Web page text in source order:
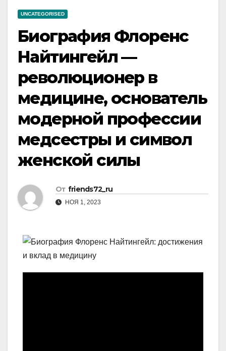
UNCATEGORISED
Биография Флоренс
Найтингейл —
революционер в
медицине, основатель
модерной профессии
медсестры и символ
женской силы
От friends72_ru
НОЯ 1, 2023